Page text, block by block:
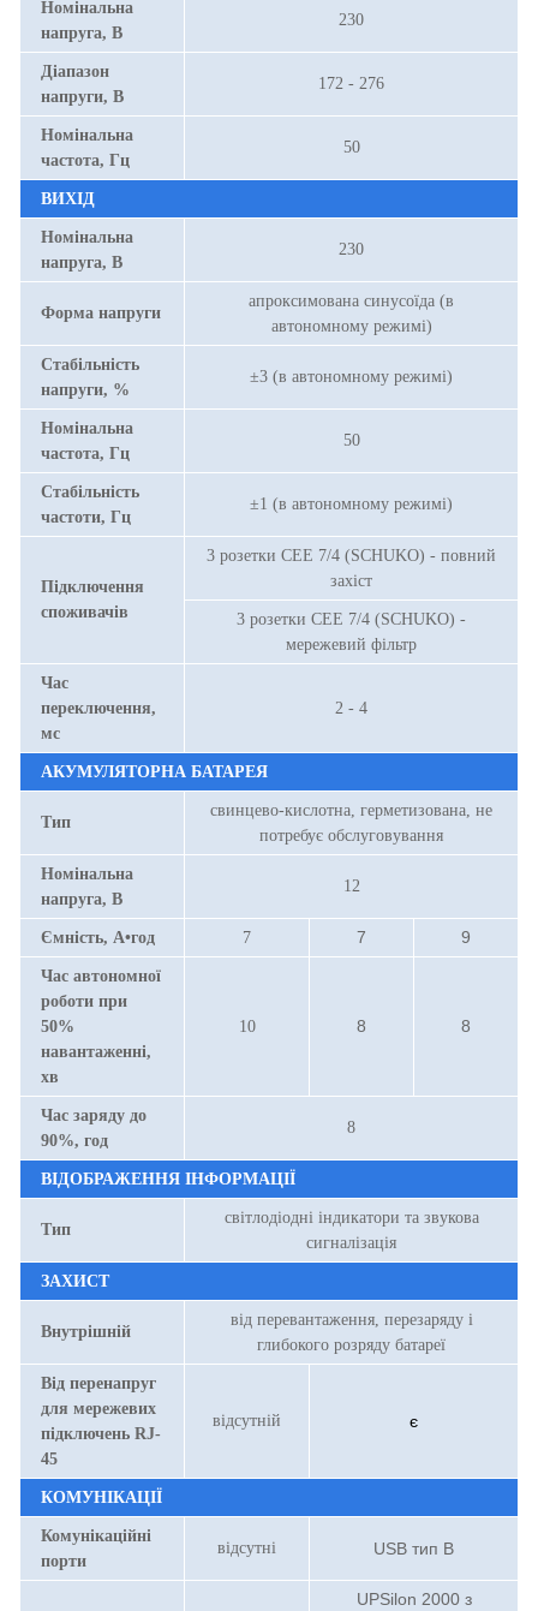
Номінальна
напруга, В
230
Діапазон
напруги, В
172 - 276
Номінальна
частота, Гц
50
ВИХІД
Номінальна
напруга, В
230
Форма напруги
апроксимована синусоїда (в
автономному режимі)
Стабільність
напруги, %
±3 (в автономному режимі)
Номінальна
частота, Гц
50
Стабільність
частоти, Гц
±1 (в автономному режимі)
Підключення
споживачів
3 розетки CEE 7/4 (SCHUKO) - повний
захіст
3 розетки CEE 7/4 (SCHUKO) -
мережевий фільтр
Час
переключення,
мс
2 - 4
АКУМУЛЯТОРНА БАТАРЕЯ
Тип
свинцево-кислотна, герметизована, не
потребує обслуговування
Номінальна
напруга, В
12
Ємність, А•год 7 7 9
Час автономної
роботи при
50%
навантаженні,
хв
10 8 8
Час заряду до
90%, год
8
ВІДОБРАЖЕННЯ ІНФОРМАЦІЇ
Тип
світлодіодні індикатори та звукова
сигналізація
ЗАХИСТ
Внутрішній
від перевантаження, перезаряду і
глибокого розряду батареї
Від перенапруг
для мережевих
підключень RJ-
45
відсутній є
КОМУНІКАЦІЇ
Комунікаційні
порти
відсутні USB тип В
UPSilon 2000 з